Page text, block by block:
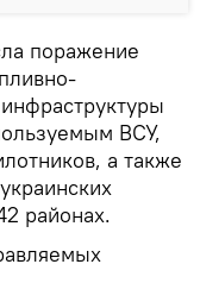
поражение
ВСУ,
а также
районах.